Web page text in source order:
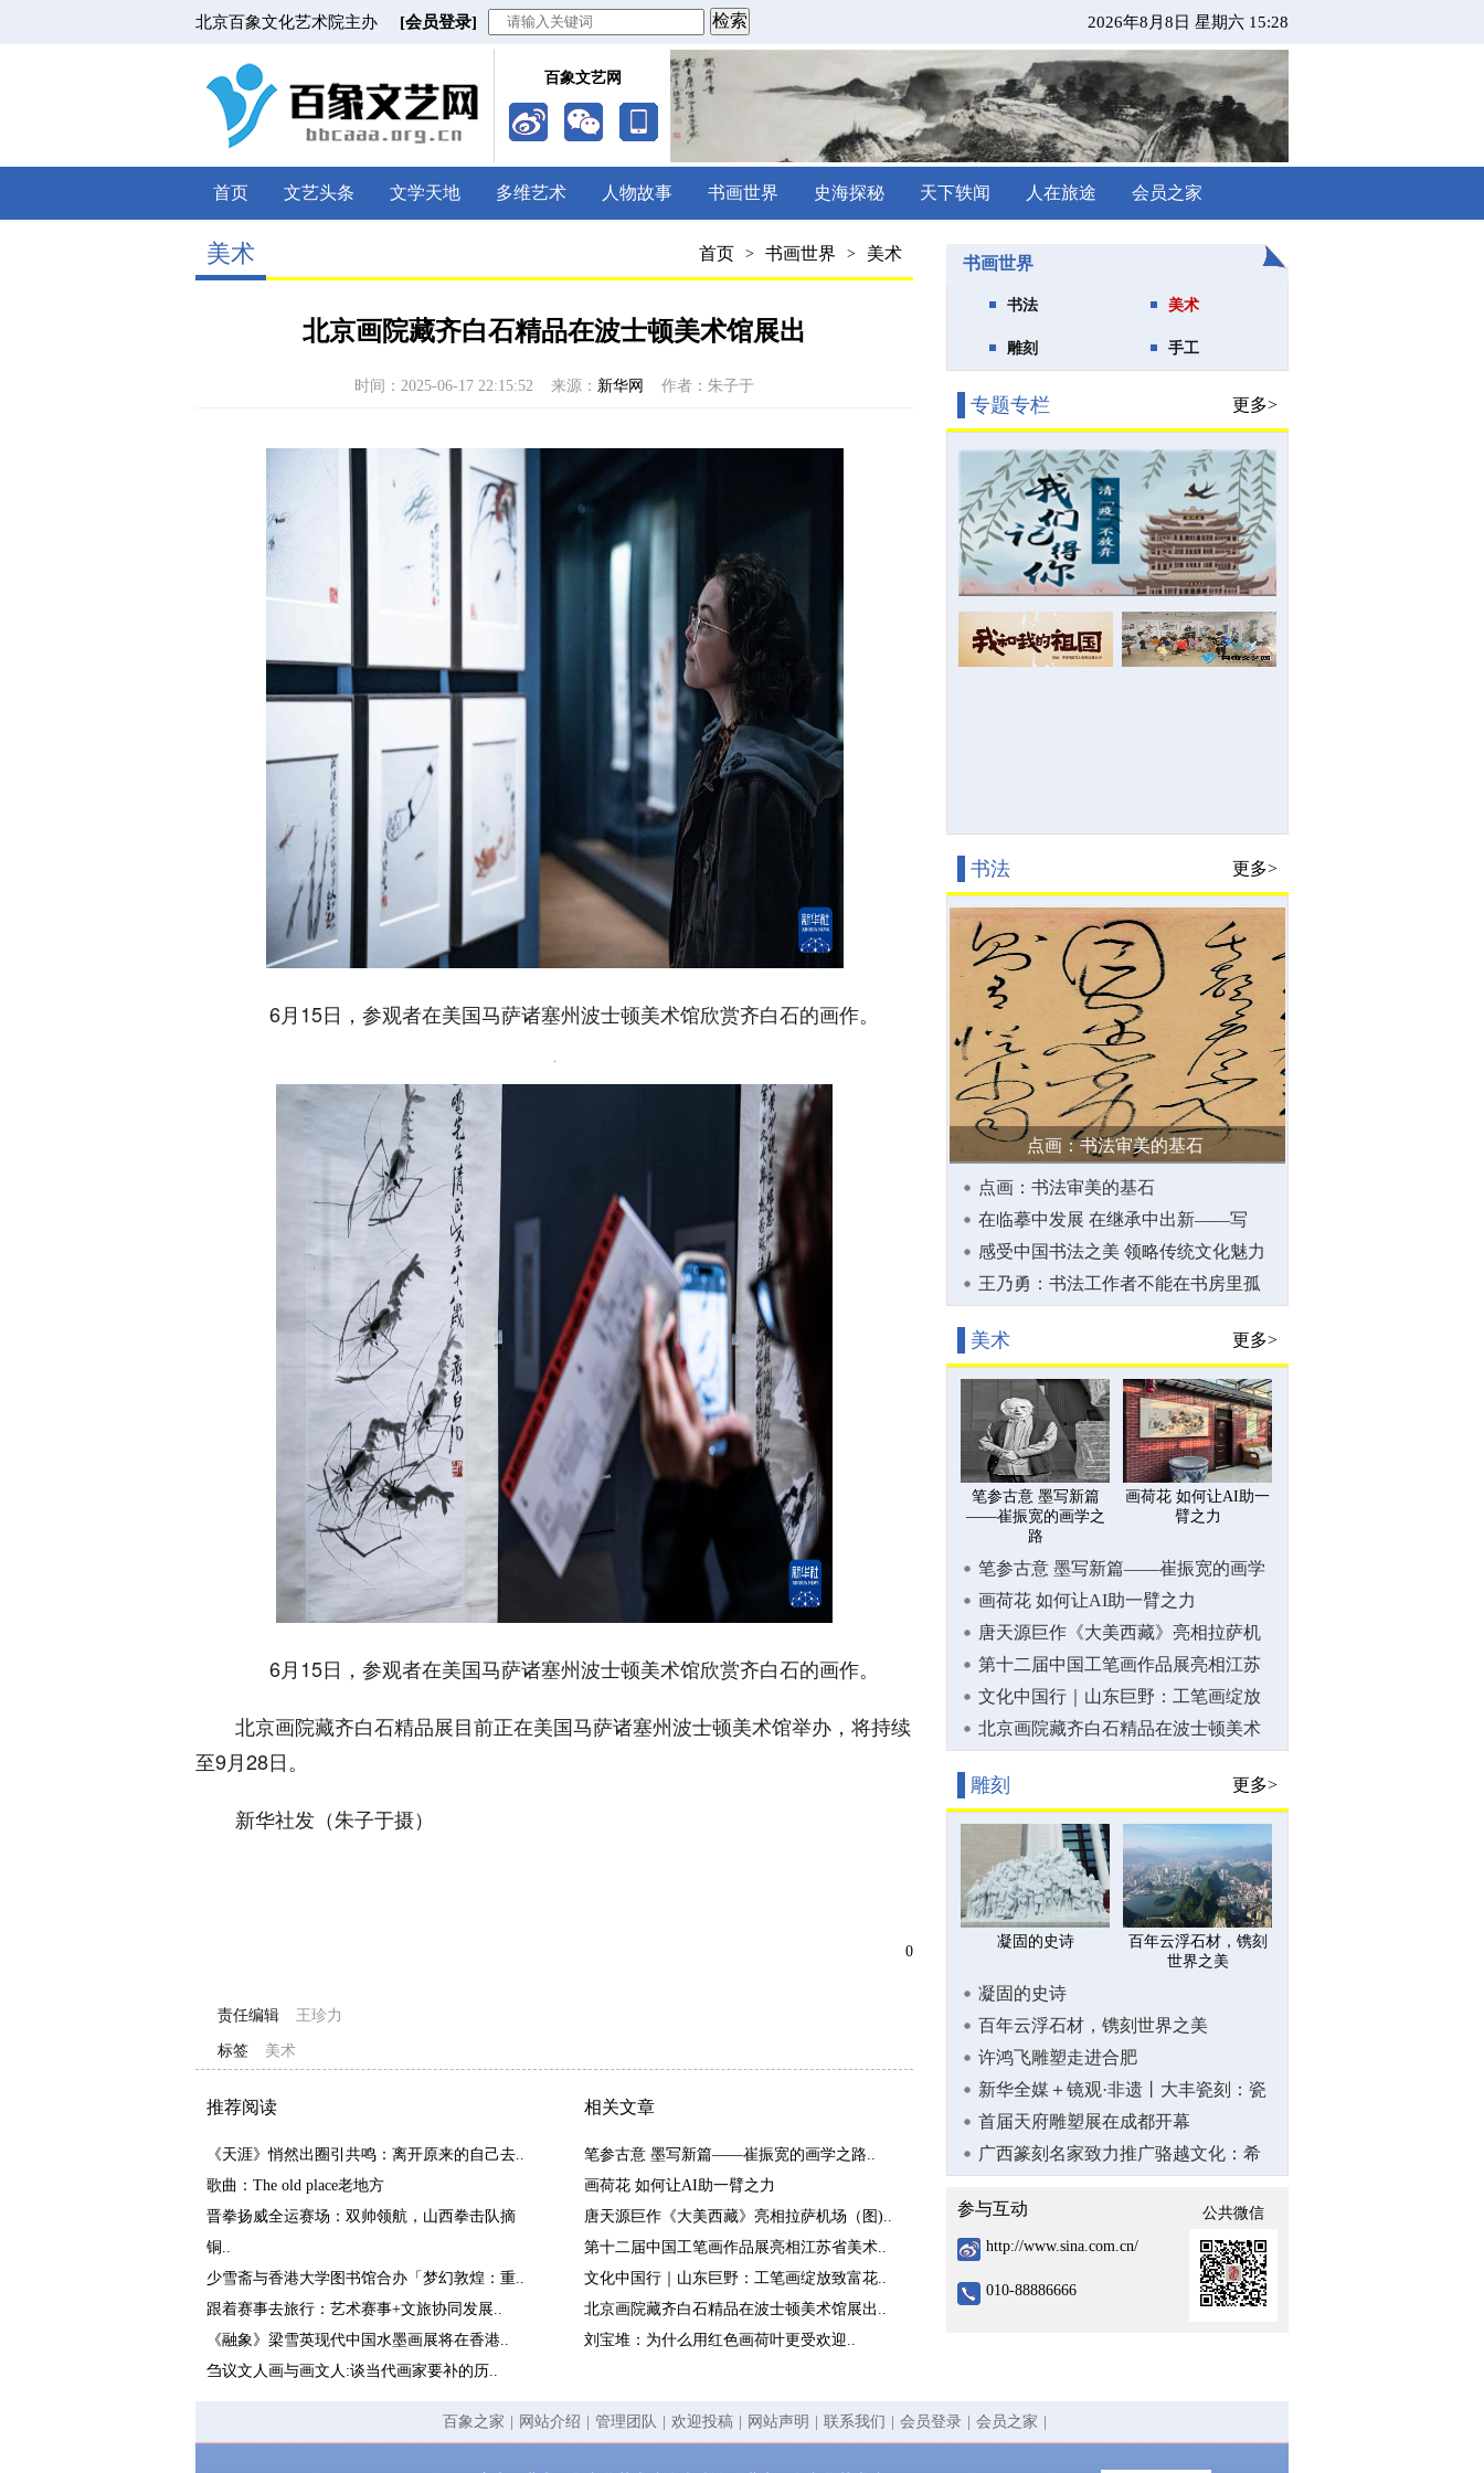
北京百象文化艺术院主办 [会员登录] 2026年8月8日 星期六 15:28
百象文艺网
首页 文艺头条 文学天地 多维艺术 人物故事 书画世界 史海探秘 天下轶闻 人在旅途 会员之家
美术 首页 > 书画世界 > 美术
北京画院藏齐白石精品在波士顿美术馆展出
时间：2025-06-17 22:15:52 来源： 新华网 作者：朱子于
6月15日，参观者在美国马萨诸塞州波士顿美术馆欣赏齐白石的画作。
6月15日，参观者在美国马萨诸塞州波士顿美术馆欣赏齐白石的画作。
北京画院藏齐白石精品展目前正在美国马萨诸塞州波士顿美术馆举办，将持续
至9月28日。
新华社发（朱子于摄）
责任编辑 王珍力
标签 美术
0
推荐阅读
《天涯》悄然出圈引共鸣：离开原来的自己去..
歌曲：The old place老地方
晋拳扬威全运赛场：双帅领航，山西拳击队摘
铜..
少雪斋与香港大学图书馆合办「梦幻敦煌：重..
跟着赛事去旅行：艺术赛事+文旅协同发展..
《融象》梁雪英现代中国水墨画展将在香港..
刍议文人画与画文人:谈当代画家要补的历..
相关文章
笔参古意 墨写新篇——崔振宽的画学之路..
画荷花 如何让AI助一臂之力
唐天源巨作《大美西藏》亮相拉萨机场（图)..
第十二届中国工笔画作品展亮相江苏省美术..
文化中国行｜山东巨野：工笔画绽放致富花..
北京画院藏齐白石精品在波士顿美术馆展出..
刘宝堆：为什么用红色画荷叶更受欢迎..
书画世界
书法 美术
雕刻 手工
专题专栏 更多>
书法 更多>
点画：书法审美的基石
点画：书法审美的基石
在临摹中发展 在继承中出新——写
在“全国第三届书法临帖作品展览”开幕
之际
感受中国书法之美 领略传统文化魅力
王乃勇：书法工作者不能在书房里孤
芳自赏
美术 更多>
笔参古意 墨写新篇
——崔振宽的画学之
路
画荷花 如何让AI助一
臂之力
笔参古意 墨写新篇——崔振宽的画学
之路
画荷花 如何让AI助一臂之力
唐天源巨作《大美西藏》亮相拉萨机
场（图)
第十二届中国工笔画作品展亮相江苏
省美术馆
文化中国行｜山东巨野：工笔画绽放
致富花
北京画院藏齐白石精品在波士顿美术
馆展出
雕刻 更多>
凝固的史诗
百年云浮石材，镌刻
世界之美
凝固的史诗
百年云浮石材，镌刻世界之美
许鸿飞雕塑走进合肥
新华全媒＋镜观·非遗丨大丰瓷刻：瓷
器上的“刺绣”
首届天府雕塑展在成都开幕
广西篆刻名家致力推广骆越文化：希
望让更多人了解它
参与互动
http://www.sina.com.cn/
010-88886666
公共微信
百象之家 网站介绍 管理团队 欢迎投稿 网站声明 联系我们 会员登录 会员之家